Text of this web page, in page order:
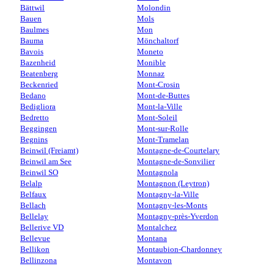
Bättwil
Bauen
Baulmes
Bauma
Bavois
Bazenheid
Beatenberg
Beckenried
Bedano
Bedigliora
Bedretto
Beggingen
Begnins
Beinwil (Freiamt)
Beinwil am See
Beinwil SO
Belalp
Belfaux
Bellach
Bellelay
Bellerive VD
Bellevue
Bellikon
Bellinzona
Molondin
Mols
Mon
Mönchaltorf
Moneto
Monible
Monnaz
Mont-Crosin
Mont-de-Buttes
Mont-la-Ville
Mont-Soleil
Mont-sur-Rolle
Mont-Tramelan
Montagne-de-Courtelary
Montagne-de-Sonvilier
Montagnola
Montagnon (Leytron)
Montagny-la-Ville
Montagny-les-Monts
Montagny-près-Yverdon
Montalchez
Montana
Montaubion-Chardonney
Montavon